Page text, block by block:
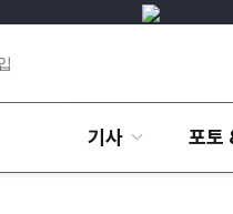
기사 포토